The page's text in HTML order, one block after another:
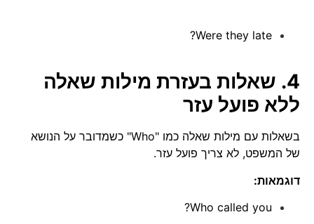
Were they late?
4. שאלות בעזרת מילות שאלה
ללא פועל עזר
בשאלות עם מילות שאלה כמו "Who" כשמדובר על הנושא
של המשפט, לא צריך פועל עזר.
דוגמאות:
Who called you?